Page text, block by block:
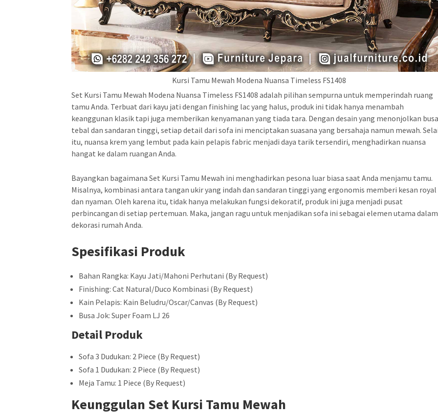
Kursi Tamu Mewah Modena Nuansa Timeless FS1408
Set Kursi Tamu Mewah Modena Nuansa Timeless FS1408 adalah pilihan sempurna untuk memperindah ruang
tamu Anda. Terbuat dari kayu jati dengan finishing lac yang halus, produk ini tidak hanya menambah
keanggunan klasik tapi juga memberikan kenyamanan yang tiada tara. Dengan desain yang menonjolkan
tebal dan sandaran tinggi, setiap detail dari sofa ini menciptakan suasana yang bersahaja namun mewah.
itu, nuansa krem yang lembut pada kain pelapis fabric menjadi daya tarik tersendiri, menghadirkan nuansa
hangat ke dalam ruangan Anda.
Bayangkan bagaimana Set Kursi Tamu Mewah ini menghadirkan pesona luar biasa saat Anda menjamu tamu.
Misalnya, kombinasi antara tangan ukir yang indah dan sandaran tinggi yang ergonomis memberi kesan royal
dan nyaman. Oleh karena itu, tidak hanya melakukan fungsi dekoratif, produk ini juga menjadi pusat
perbincangan di setiap pertemuan. Maka, jangan ragu untuk menjadikan sofa ini sebagai elemen utama dalam
dekorasi rumah Anda.
Spesifikasi Produk
Bahan Rangka: Kayu Jati/Mahoni Perhutani (By Request)
Finishing: Cat Natural/Duco Kombinasi (By Request)
Kain Pelapis: Kain Beludru/Oscar/Canvas (By Request)
Busa Jok: Super Foam LJ 26
Detail Produk
Sofa 3 Dudukan: 2 Piece (By Request)
Sofa 1 Dudukan: 2 Piece (By Request)
Meja Tamu: 1 Piece (By Request)
Keunggulan Set Kursi Tamu Mewah